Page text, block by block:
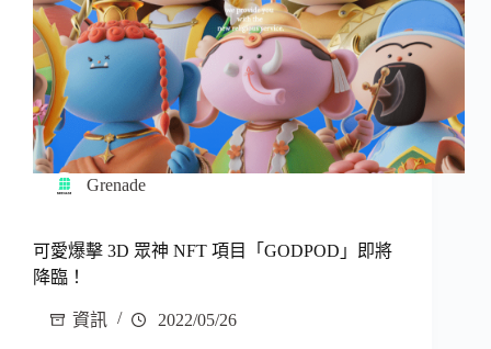
Grenade
可愛爆擊 3D 眾神 NFT 項目「GODPOD」即將
降臨！
資訊 2022/05/26